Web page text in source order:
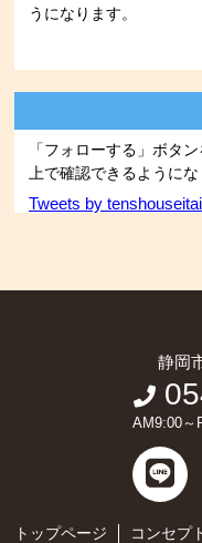
うになります。
「フォローする」ボタ
上で確認できるようにな
Tweets by tenshouseitai
静岡
AM9:00～
トップページ コンセプ